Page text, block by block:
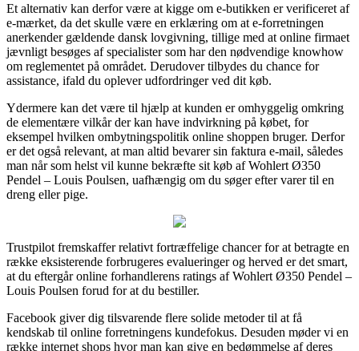
Et alternativ kan derfor være at kigge om e-butikken er verificeret af
e-mærket, da det skulle være en erklæring om at e-forretningen
anerkender gældende dansk lovgivning, tillige med at online firmaet
jævnligt besøges af specialister som har den nødvendige knowhow
om reglementet på området. Derudover tilbydes du chance for
assistance, ifald du oplever udfordringer ved dit køb.
Ydermere kan det være til hjælp at kunden er omhyggelig omkring
de elementære vilkår der kan have indvirkning på købet, for
eksempel hvilken ombytningspolitik online shoppen bruger. Derfor
er det også relevant, at man altid bevarer sin faktura e-mail, således
man når som helst vil kunne bekræfte sit køb af Wohlert Ø350
Pendel – Louis Poulsen, uafhængig om du søger efter varer til en
dreng eller pige.
Trustpilot fremskaffer relativt fortræffelige chancer for at betragte en
række eksisterende forbrugeres evalueringer og herved er det smart,
at du eftergår online forhandlerens ratings af Wohlert Ø350 Pendel –
Louis Poulsen forud for at du bestiller.
Facebook giver dig tilsvarende flere solide metoder til at få
kendskab til online forretningens kundefokus. Desuden møder vi en
række internet shops hvor man kan give en bedømmelse af deres